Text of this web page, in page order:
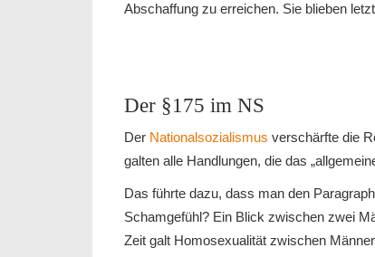
Abschaffung zu erreichen. Sie blieben
Der §175 im NS
Der Nationalsozialismus verschärfte die
galten alle Handlungen, die das
Das führte dazu, dass man den
Schamgefühl? Ein Blick zwischen zwei
Zeit galt Homosexualität zwischen